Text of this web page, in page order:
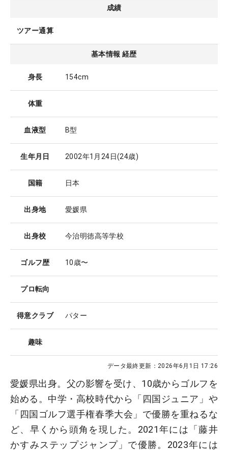
成績
ツアー通算
基本情報 経歴
身長 154cm
体重
血液型 B型
生年月日 2002年1月24日(24歳)
国籍 日本
出身地 愛媛県
出身校 今治明徳高等学校
ゴルフ歴 10歳〜
プロ転向
得意クラブ パター
趣味
データ最終更新： 2026年6月1日 17:26
愛媛県出身。父の影響を受け、10歳からゴルフを
始める。中学・高校時代から「四国ジュニア」や
「四国ゴルフ選手権春季大会」で優勝を重ねるな
ど、早くから頭角を現した。2021年には「藤井
かすみステップジャンプ」で優勝。2023年には